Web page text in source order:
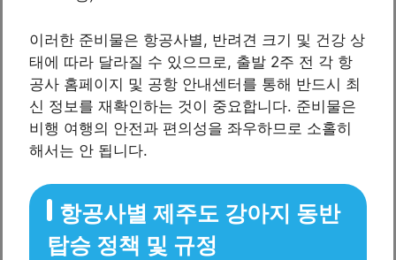
이러한 준비물은 항공사별, 반려견 크기 및 건강 상
태에 따라 달라질 수 있으므로, 출발 2주 전 각 항
공사 홈페이지 및 공항 안내센터를 통해 반드시 최
신 정보를 재확인하는 것이 중요합니다. 준비물은
비행 여행의 안전과 편의성을 좌우하므로 소홀히
해서는 안 됩니다.
항공사별 제주도 강아지 동반
탑승 정책 및 규정